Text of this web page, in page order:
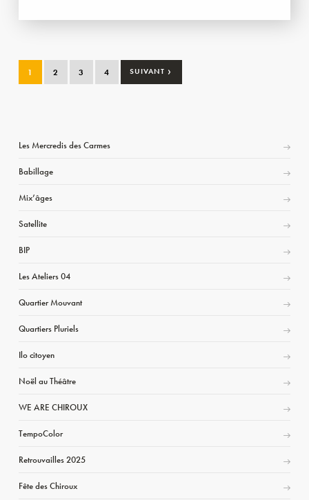
1 2 3 4 SUIVANT ›
Les Mercredis des Carmes
Babillage
Mix’âges
Satellite
BIP
Les Ateliers 04
Quartier Mouvant
Quartiers Pluriels
Ilo citoyen
Noël au Théâtre
WE ARE CHIROUX
TempoColor
Retrouvailles 2025
Fête des Chiroux